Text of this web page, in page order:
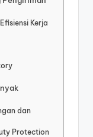
Kerja
dan
Protection